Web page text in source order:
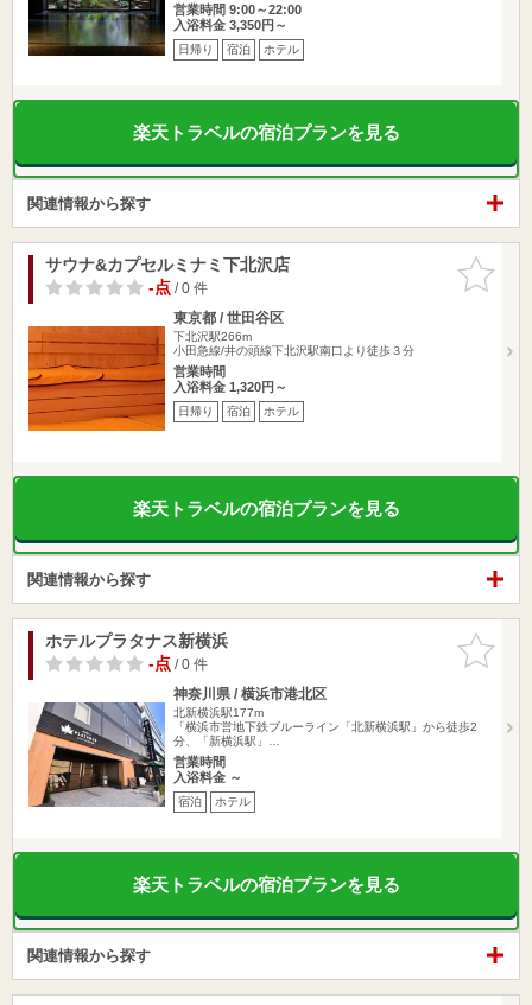
営業時間 9:00～22:00
入浴料金 3,350円～
日帰り 宿泊 ホテル
楽天トラベルの宿泊プランを見る
関連情報から探す
お気に入
りに追加
サウナ&カプセルミナミ下北沢店
-点/ 0 件
東京都 / 世田谷区
下北沢駅266m
小田急線/井の頭線下北沢駅南口より徒歩３分
営業時間
入浴料金 1,320円～
日帰り 宿泊 ホテル
楽天トラベルの宿泊プランを見る
関連情報から探す
お気に入
りに追加
ホテルプラタナス新横浜
-点/ 0 件
神奈川県 / 横浜市港北区
北新横浜駅177m
「横浜市営地下鉄ブルーライン「北新横浜駅」から徒歩2
分、「新横浜駅」…
営業時間
入浴料金 ～
宿泊 ホテル
楽天トラベルの宿泊プランを見る
関連情報から探す